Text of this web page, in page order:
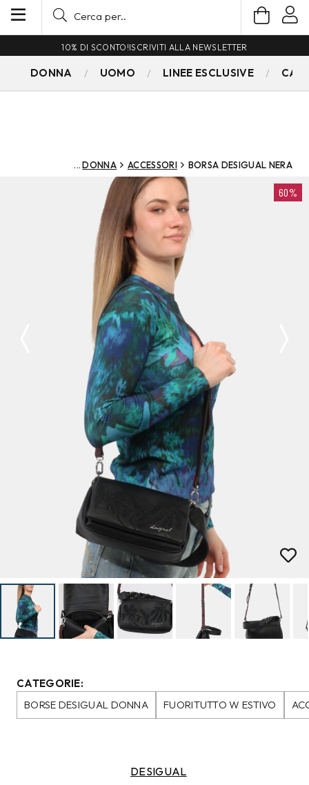
10% DI SCONTO!ISCRIVITI ALLA NEWSLETTER
DONNA UOMO LINEE ESCLUSIVE
DONNA ACCESSORI BORSA DESIGUAL NERA
60%
CATEGORIE:
BORSE DESIGUAL DONNA
FUORITUTTO W ESTIVO
DESIGUAL